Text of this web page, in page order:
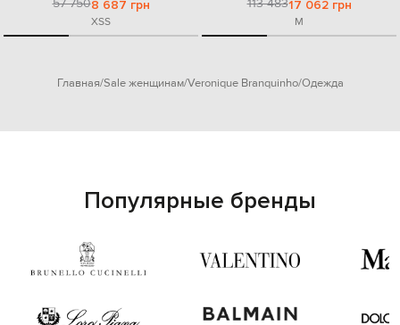
57 7508 687 грн
XSS
113 48317 062 грн
M
Главная Sale женщинам Veronique Branquinho Одежда
Популярные бренды